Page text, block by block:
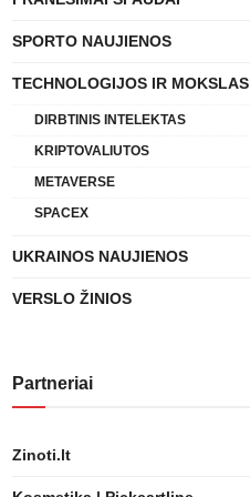
SPORTO NAUJIENOS
TECHNOLOGIJOS IR MOKSLAS
DIRBTINIS INTELEKTAS
KRIPTOVALIUTOS
METAVERSE
SPACEX
UKRAINOS NAUJIENOS
VERSLO ŽINIOS
Partneriai
Zinoti.lt